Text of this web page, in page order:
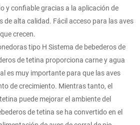
y confiable gracias a la aplicación de
de alta calidad. Fácil acceso para las aves
crecen.
tipo H Sistema de bebederos de
de tetina proporciona carne y agua
es muy importante para que las aves
de crecimiento. Mientras tanto, el
puede mejorar el ambiente del
de tetina se ha convertido en el